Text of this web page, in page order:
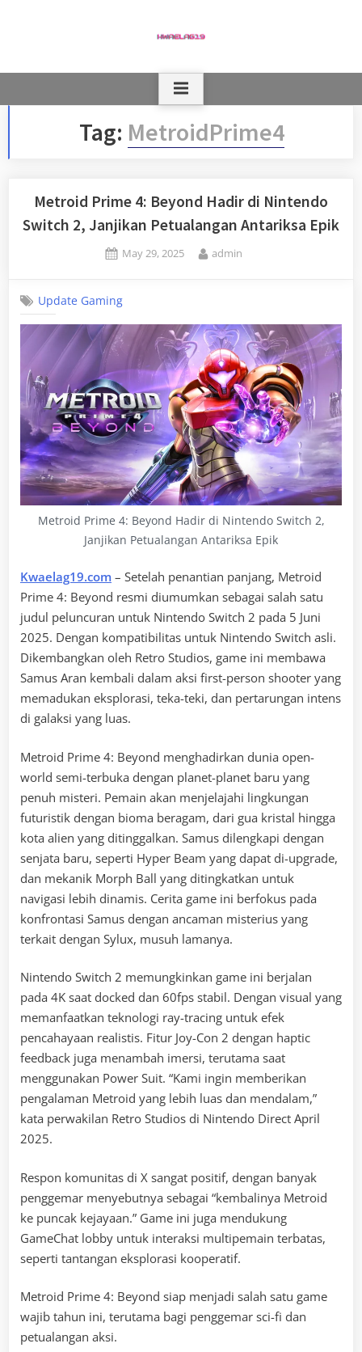
Tag: MetroidPrime4
Metroid Prime 4: Beyond Hadir di Nintendo
Switch 2, Janjikan Petualangan Antariksa Epik
Posted
May 29, 2025 By
admin
Update Gaming
Metroid Prime 4: Beyond Hadir di Nintendo Switch 2,
Janjikan Petualangan Antariksa Epik
Kwaelag19.com – Setelah penantian panjang, Metroid
Prime 4: Beyond resmi diumumkan sebagai salah satu
judul peluncuran untuk Nintendo Switch 2 pada 5 Juni
2025. Dengan kompatibilitas untuk Nintendo Switch asli.
Dikembangkan oleh Retro Studios, game ini membawa
Samus Aran kembali dalam aksi first-person shooter yang
memadukan eksplorasi, teka-teki, dan pertarungan intens
di galaksi yang luas.
Metroid Prime 4: Beyond menghadirkan dunia open-
world semi-terbuka dengan planet-planet baru yang
penuh misteri. Pemain akan menjelajahi lingkungan
futuristik dengan bioma beragam, dari gua kristal hingga
kota alien yang ditinggalkan. Samus dilengkapi dengan
senjata baru, seperti Hyper Beam yang dapat di-upgrade,
dan mekanik Morph Ball yang ditingkatkan untuk
navigasi lebih dinamis. Cerita game ini berfokus pada
konfrontasi Samus dengan ancaman misterius yang
terkait dengan Sylux, musuh lamanya.
Nintendo Switch 2 memungkinkan game ini berjalan
pada 4K saat docked dan 60fps stabil. Dengan visual yang
memanfaatkan teknologi ray-tracing untuk efek
pencahayaan realistis. Fitur Joy-Con 2 dengan haptic
feedback juga menambah imersi, terutama saat
menggunakan Power Suit. “Kami ingin memberikan
pengalaman Metroid yang lebih luas dan mendalam,”
kata perwakilan Retro Studios di Nintendo Direct April
2025.
Respon komunitas di X sangat positif, dengan banyak
penggemar menyebutnya sebagai “kembalinya Metroid
ke puncak kejayaan.” Game ini juga mendukung
GameChat lobby untuk interaksi multipemain terbatas,
seperti tantangan eksplorasi kooperatif.
Metroid Prime 4: Beyond siap menjadi salah satu game
wajib tahun ini, terutama bagi penggemar sci-fi dan
petualangan aksi.